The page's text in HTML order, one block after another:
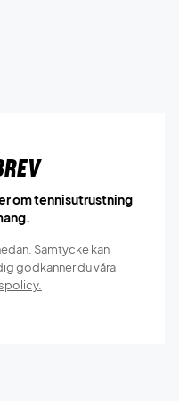
om tennisutrustning
Samtycke kan
godkänner du våra